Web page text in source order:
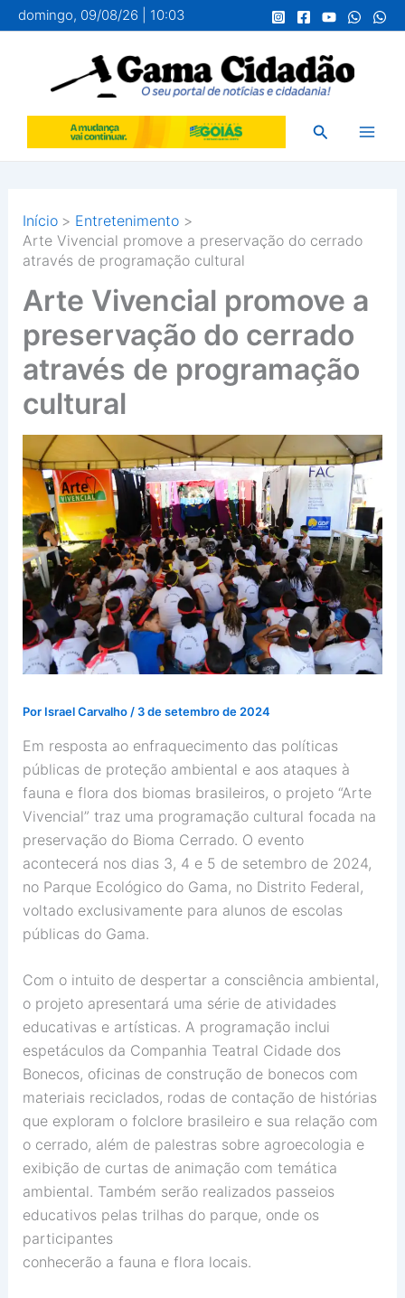
para
conteúdo
domingo, 09/08/26 | 10:03
Pesquisar
Início
Entretenimento
Arte Vivencial promove a preservação do cerrado
através de programação cultural
Arte Vivencial promove a
preservação do cerrado
através de programação
cultural
Por Israel Carvalho / 3 de setembro de 2024
Em resposta ao enfraquecimento das políticas
públicas de proteção ambiental e aos ataques à
fauna e flora dos biomas brasileiros, o projeto “Arte
Vivencial” traz uma programação cultural focada na
preservação do Bioma Cerrado. O evento
acontecerá nos dias 3, 4 e 5 de setembro de 2024,
no Parque Ecológico do Gama, no Distrito Federal,
voltado exclusivamente para alunos de escolas
públicas do Gama.
Com o intuito de despertar a consciência ambiental,
o projeto apresentará uma série de atividades
educativas e artísticas. A programação inclui
espetáculos da Companhia Teatral Cidade dos
Bonecos, oficinas de construção de bonecos com
materiais reciclados, rodas de contação de histórias
que exploram o folclore brasileiro e sua relação com
o cerrado, além de palestras sobre agroecologia e
exibição de curtas de animação com temática
ambiental. Também serão realizados passeios
educativos pelas trilhas do parque, onde os
participantes
conhecerão a fauna e flora locais.